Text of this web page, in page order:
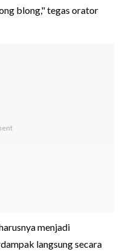
blong," tegas orator
menjadi
langsung secara